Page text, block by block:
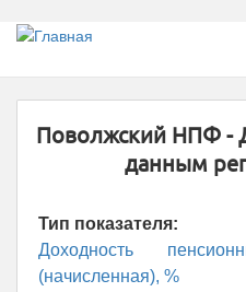
Перейти
основному
содержанию
Поволжский НПФ -
данным
Тип показателя:
Доходность
(начисленная), %